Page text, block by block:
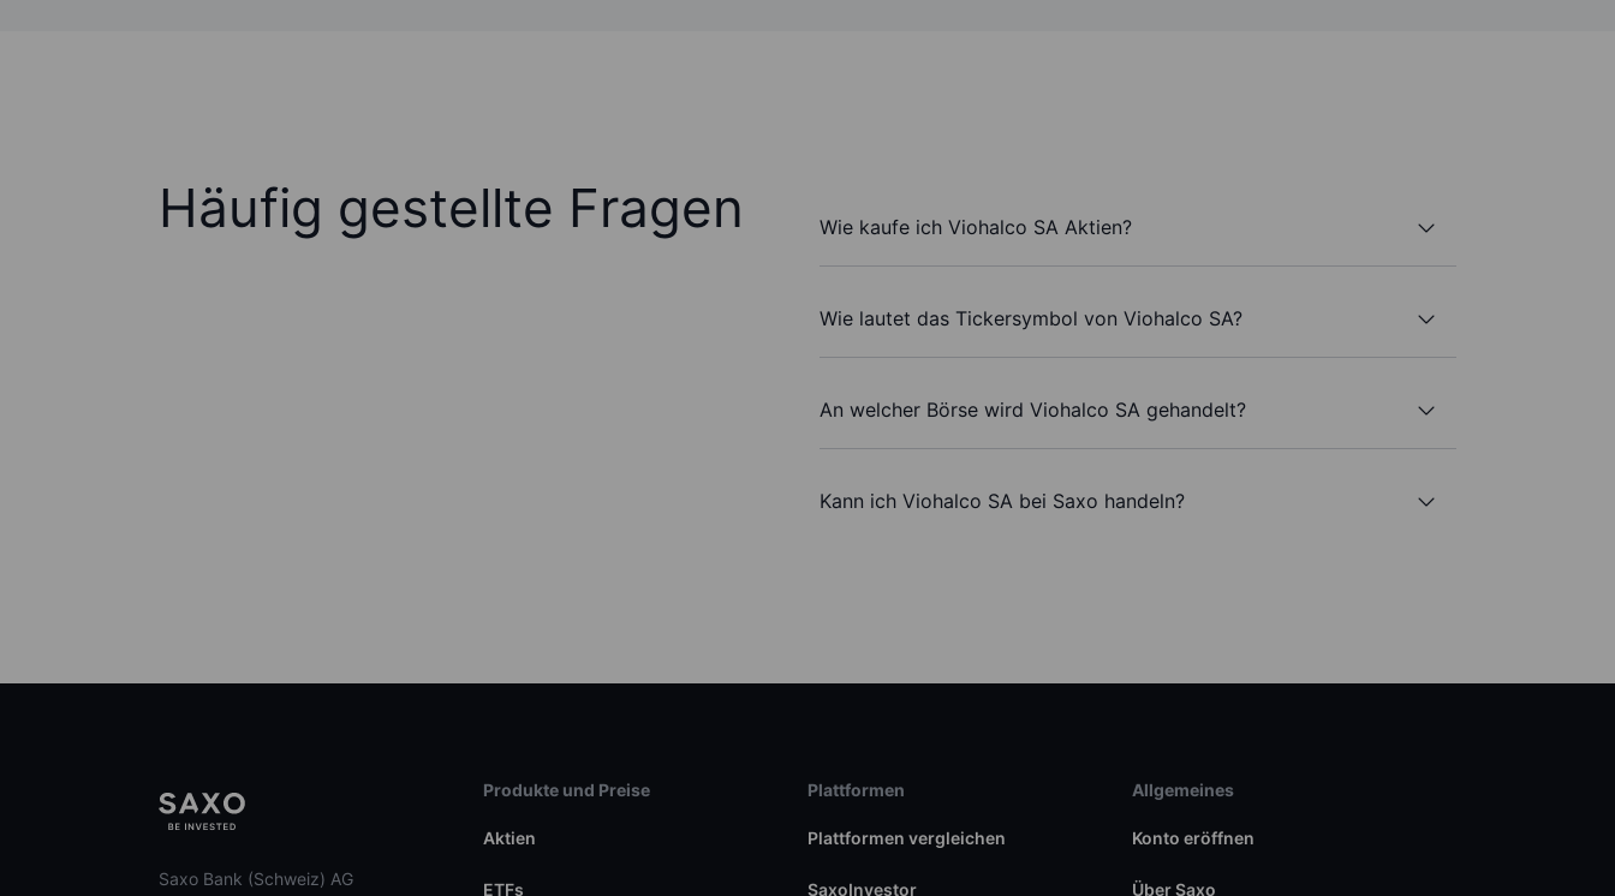
Häufig gestellte Fragen Wie kaufe ich Viohalco SA Aktien?
Wie lautet das Tickersymbol von Viohalco SA?
An welcher Börse wird Viohalco SA gehandelt?
Kann ich Viohalco SA bei Saxo handeln?
Saxo Bank (Schweiz) AG
Produkte und Preise
Aktien
ETFs
Plattformen
Plattformen vergleichen
SaxoInvestor
Allgemeines
Konto eröffnen
Über Saxo